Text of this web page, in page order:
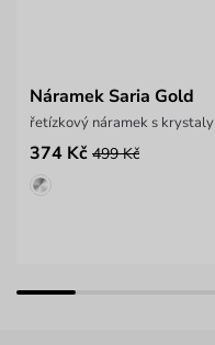
Náramek Saria Gold
řetízkový náramek s krystaly
374 Kč 499 Kč